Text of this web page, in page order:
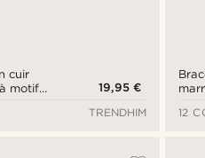
cuir
motif
rapide
19,95 €
TRENDHIM
12